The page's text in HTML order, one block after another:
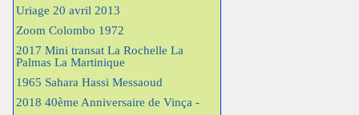
Uriage 20 avril 2013
Zoom Colombo 1972
2017 Mini transat La Rochelle La
Palmas La Martinique
1965 Sahara Hassi Messaoud
2018 40ème Anniversaire de Vinça -